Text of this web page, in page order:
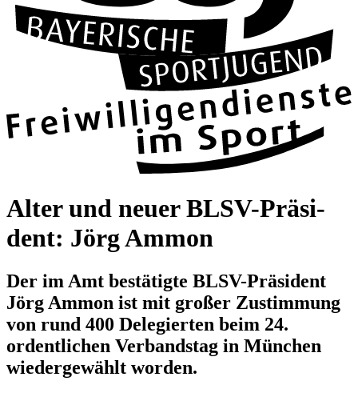
Alter und neuer BLSV-Prä­si­
dent: Jörg Ammon
Der im Amt bestä­tigte BLSV-Prä­si­dent
Jörg Ammon ist mit gro­ßer Zustim­mung
von rund 400 Dele­gier­ten beim 24.
ordent­li­chen Ver­bands­tag in Mün­chen
wie­der­ge­wählt wor­den.